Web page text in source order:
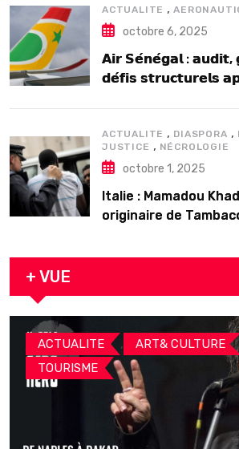
ACTUALITE ,
octobre 6, 2025
𝗔𝗶𝗿 𝗦𝗲́𝗻𝗲́𝗴𝗮𝗹 :
𝗱𝗲́𝗳𝗶𝘀 𝘀𝘁𝗿𝘂𝗰𝘁𝘂𝗿𝗲𝗹𝘀
ACTUALITE , DIASPORA ,
JUSTICE , NÉCROLOGIE
octobre 1, 2025
Italie : Mamadou
originaire de
arrestation
+ VUE
ACTUALITE , ART& CULTURE
TOURISME